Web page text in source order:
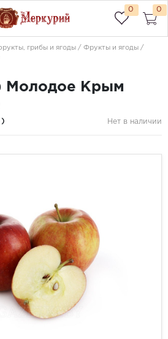
0 0
грибы и ягоды
Фрукты и ягоды
Молодое Крым
Нет в наличии